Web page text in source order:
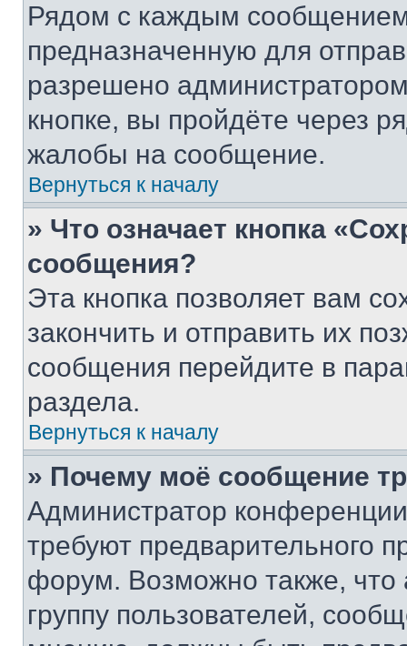
Рядом с каждым сообщением
предназначенную для
разрешено
кнопке, вы пройдёте через
жалобы на сообщение.
Вернуться к началу
» Что означает кнопка
сообщения?
Эта кнопка позволяет вам
закончить и отправить их
сообщения перейдите в
раздела.
Вернуться к началу
» Почему моё сообщение
Администратор
требуют предварительного
форум. Возможно также, что
группу пользователей,